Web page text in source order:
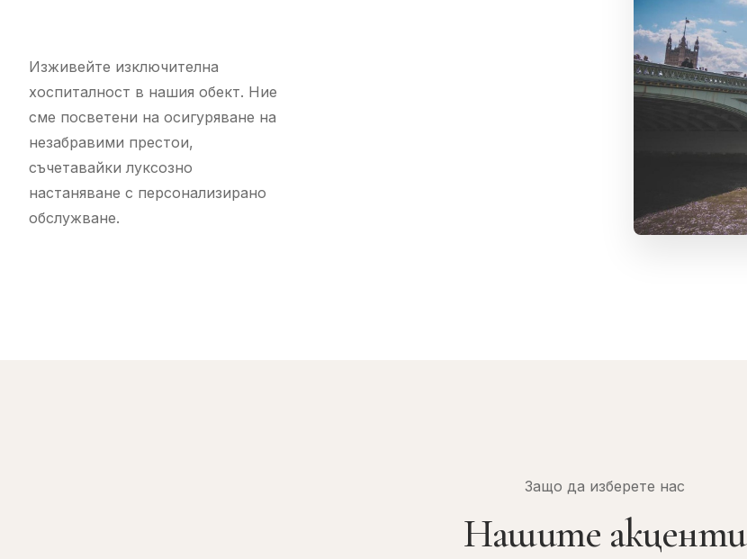
Изживейте изключителна
хоспиталност в нашия обект. Ние
сме посветени на осигуряване на
незабравими престои,
съчетавайки луксозно
настаняване с персонализирано
обслужване.
Защо да изберете нас
Нашите акценти